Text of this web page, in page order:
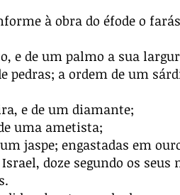
à obra do éfode o
e de um palmo a sua
pedras; a ordem de um
e de um diamante;
uma ametista;
jaspe; engastadas em
doze segundo os seus